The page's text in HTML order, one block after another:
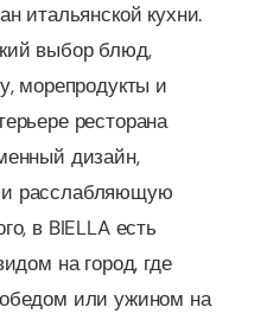
итальянской кухни.
выбор блюд,
морепродукты и
ресторана
дизайн,
расслабляющую
в BIELLA есть
на город, где
или ужином на